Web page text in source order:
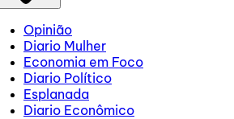
Opinião
Diario Mulher
Economia em Foco
Diario Político
Esplanada
Diario Econômico